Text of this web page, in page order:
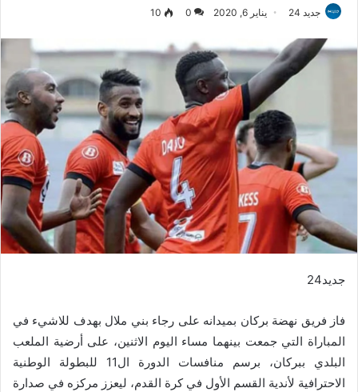
جديد 24 يناير 6, 2020 0
10
جديد24
فاز فريق نهضة بركان بميدانه على رجاء بني ملال بهدف للاشيء في
المباراة التي جمعت بينهما مساء اليوم الاثنين، على أرضية الملعب
البلدي ببركان، برسم منافسات الدورة ال11 للبطولة الوطنية
الاحترافية لأندية القسم الأول في كرة القدم، ليعزز مركزه في صدارة